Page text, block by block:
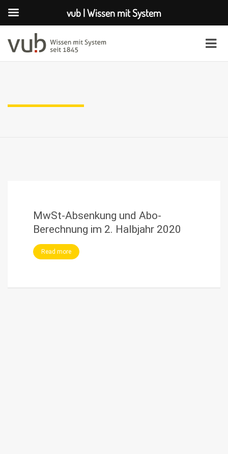
MwSt-Absenkung und Abo-
Berechnung im 2. Halbjahr 2020
Read more
vub | Wissen mit System